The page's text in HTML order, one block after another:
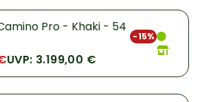
Pro - Khaki - 54
UVP: 3.199,00 €
-15%